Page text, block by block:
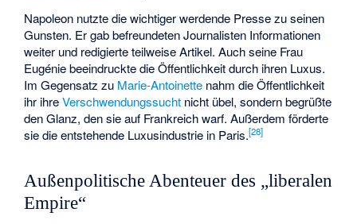
Napoleon nutzte die wichtiger werdende Presse zu seinen
Gunsten. Er gab befreundeten Journalisten Informationen
weiter und redigierte teilweise Artikel. Auch seine Frau
Eugénie beeindruckte die Öffentlichkeit durch ihren Luxus.
Im Gegensatz zu Marie-Antoinette nahm die Öffentlichkeit
ihr ihreVerschwendungssucht nicht übel, sondern begrüßte
den Glanz, den sie auf Frankreich warf. Außerdem förderte
sie die entstehende Luxusindustrie in Paris.[28]
Außenpolitische Abenteuer des „liberalen
Empire“